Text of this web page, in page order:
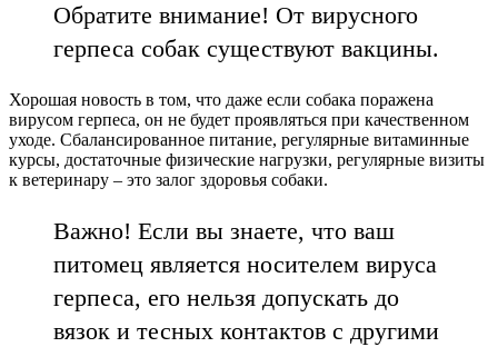
Обратите внимание! От вирусного
герпеса собак существуют вакцины.
Хорошая новость в том, что даже если собака поражена
вирусом герпеса, он не будет проявляться при качественном
уходе. Сбалансированное питание, регулярные витаминные
курсы, достаточные физические нагрузки, регулярные визиты
к ветеринару – это залог здоровья собаки.
Важно! Если вы знаете, что ваш
питомец является носителем вируса
герпеса, его нельзя допускать до
вязок и тесных контактов с другими